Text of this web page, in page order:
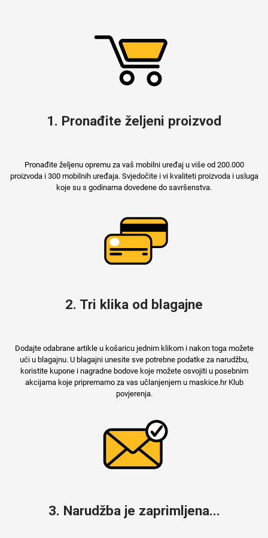
1. Pronađite željeni proizvod
Pronađite željenu opremu za vaš mobilni uređaj u više od 200.000
proizvoda i 300 mobilnih uređaja. Svjedočite i vi kvaliteti proizvoda i usluga
koje su s godinama dovedene do savršenstva.
2. Tri klika od blagajne
Dodajte odabrane artikle u košaricu jednim klikom i nakon toga možete
ući u blagajnu. U blagajni unesite sve potrebne podatke za narudžbu,
koristite kupone i nagradne bodove koje možete osvojiti u posebnim
akcijama koje pripremamo za vas učlanjenjem u maskice.hr Klub
povjerenja.
3. Narudžba je zaprimljena...
Svijet životinja Auto - Moto motivi
MarbleMania
Crtani filmovi